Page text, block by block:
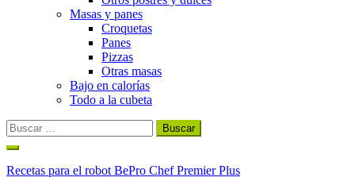
Masas y panes
Croquetas
Panes
Pizzas
Otras masas
Bajo en calorías
Todo a la cubeta
Buscar:
Ir
contenido
Recetas para el robot BePro Chef Premier Plus